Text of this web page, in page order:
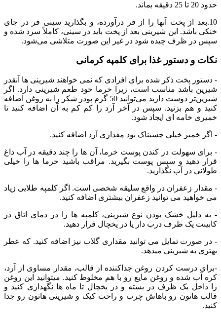
حدود 20 تا 25 دقیقه بماند.
10.بعد از پخت آنها را از فر درآورده، و بگذارید سینی فر در جای
خنکی باشد. این شیرینی بعد از پخت باید در سینی، کاملاً سرد شده و
سپس در ظرف چیده شود در غیر این صورت متلاشی می‌شود.
نکات و دستور غذا برای کلمپه کرمانی
- دستور پخت ذکر شده برای افرادی که نمی خواهند شیرینی ها آنقدر
شیرین باشد مناسب است، زیرا خرما خود طعم شیرینی دارد. اگر
شیرین‌تر دوست دارید می‌توانید 50 گرم پودر شکر را به روغن اضافه
کنید و هم بزنید. سپس در آخر آرد را کم کم به آن اضافه کنید تا
خمیری خامه ای ایجاد شود.
- اگر خمیر خیلی چسبناک بود مقداری آرد اضافه کنید.
- برای سهولت در کندن پوست خرما، آن ها را چند دقیقه در آب داغ
قرار دهید و سپس پوست بگیرید. مراقب باشید خرما ها را خیلی
طولانی در آب نگذارید.
- مقدار زعفران در واقع سلیقه شخصی است. اگر کلمپه طلایی زیاد
می خواهید می توانید زعفران بیشتری اضافه کنید.
- به دلیل خشک بودن نوع شیرینی، کلمپه ها را در دمای اتاق در
کابینت یک ظرف درب دار یا در یخچال قرار دهید.
- در صورت تمایل می توانید مقداری گلاب نیز اضافه کنید. که عطر
بهتری به شیرینی میدهد.
-برای درست کردن روغن جداکننده از قالب، مقدار مساوی از آرد،
کره آب شده و روغن مایع رو با هم مخلوط کنید. میتوانید این روغن
را داخل یک ظرف در بسته و در یخچال تا ماه ها نگهداری کنید و
قالب هاتون رو باهاش چرب و راحت کیک و شیرینی هاتون رو جدا
کنید.